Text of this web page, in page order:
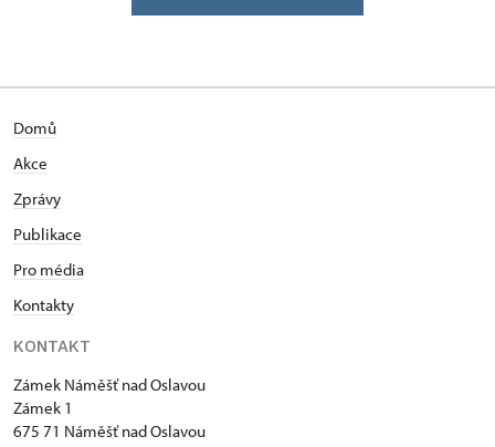
Domů
Akce
Zprávy
Publikace
Pro média
Kontakty
KONTAKT
Zámek Náměšť nad Oslavou
Zámek 1
675 71 Náměšť nad Oslavou